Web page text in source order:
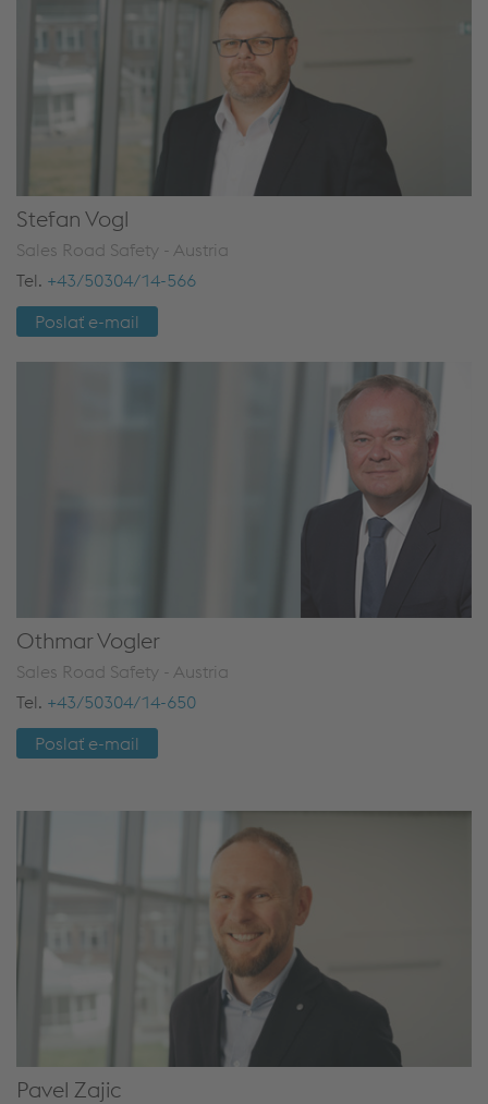
Stefan Vogl
Sales Road Safety - Austria
Tel. +43/50304/14-566
Poslať e-mail
Othmar Vogler
Sales Road Safety - Austria
Tel. +43/50304/14-650
Poslať e-mail
Pavel Zajic